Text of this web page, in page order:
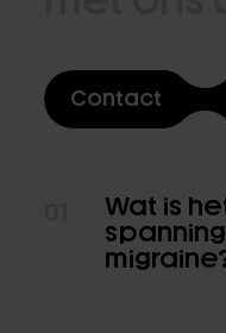
Contact
Wat is